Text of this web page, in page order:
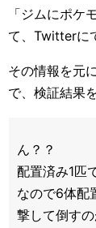
「ジムにポケ
て、Twitterに
その情報を元
で、検証結果
ん？？
配置済み1匹
なので6体配
撃して倒す